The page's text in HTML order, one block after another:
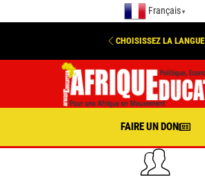
Français ▼
CHOISISSEZ LA LANGUE
FAIRE UN DON